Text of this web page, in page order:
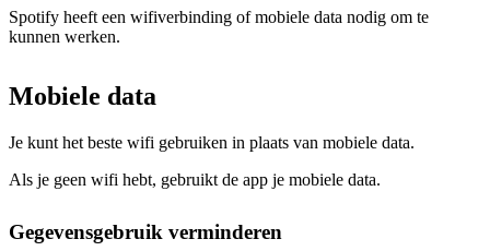
Spotify heeft een wifiverbinding of mobiele data nodig om te
kunnen werken.
Mobiele data
Je kunt het beste wifi gebruiken in plaats van mobiele data.
Als je geen wifi hebt, gebruikt de app je mobiele data.
Gegevensgebruik verminderen